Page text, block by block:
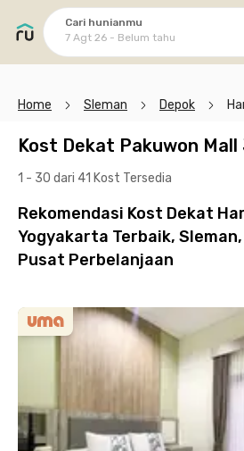
Cari hunianmu
7 Agt 26 - Belum tahu
Home Sleman Depok
Kost Dekat Pakuwon Mall
1 - 30 dari 41 Kost Tersedia
Rekomendasi Kost Dekat
Yogyakarta Terbaik,
Pusat Perbelanjaan